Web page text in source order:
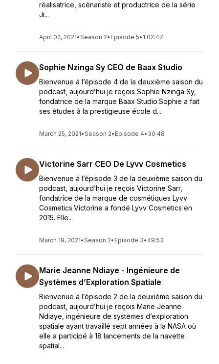
réalisatrice, scénariste et productrice de la série
Ji...
April 02, 2021•Season 2• Episode 5• 1:02:47
Sophie Nzinga Sy CEO de Baax Studio
Bienvenue á l’épisode 4 de la deuxième saison du
podcast, aujourd’hui je reçois Sophie Nzinga Sy,
fondatrice de la marque Baax Studio.Sophie a fait
ses études à la prestigieuse école d...
March 25, 2021•Season 2• Episode 4• 30:48
Victorine Sarr CEO De Lyvv Cosmetics
Bienvenue á l’épisode 3 de la deuxième saison du
podcast, aujourd’hui je reçois Victorine Sarr,
fondatrice de la marque de cosmétiques Lyvv
Cosmetics.Victorine a fondé Lyvv Cosmetics en
2015. Elle...
March 19, 2021•Season 2• Episode 3• 49:53
Marie Jeanne Ndiaye - Ingénieure de
Systèmes d’Exploration Spatiale
Bienvenue á l’épisode 2 de la deuxième saison du
podcast, aujourd’hui je reçois Marie Jeanne
Ndiaye, ingénieure de systèmes d’exploration
spatiale ayant travaillé sept années à la NASA où
elle a participé à 18 lancements de la navette
spatial...